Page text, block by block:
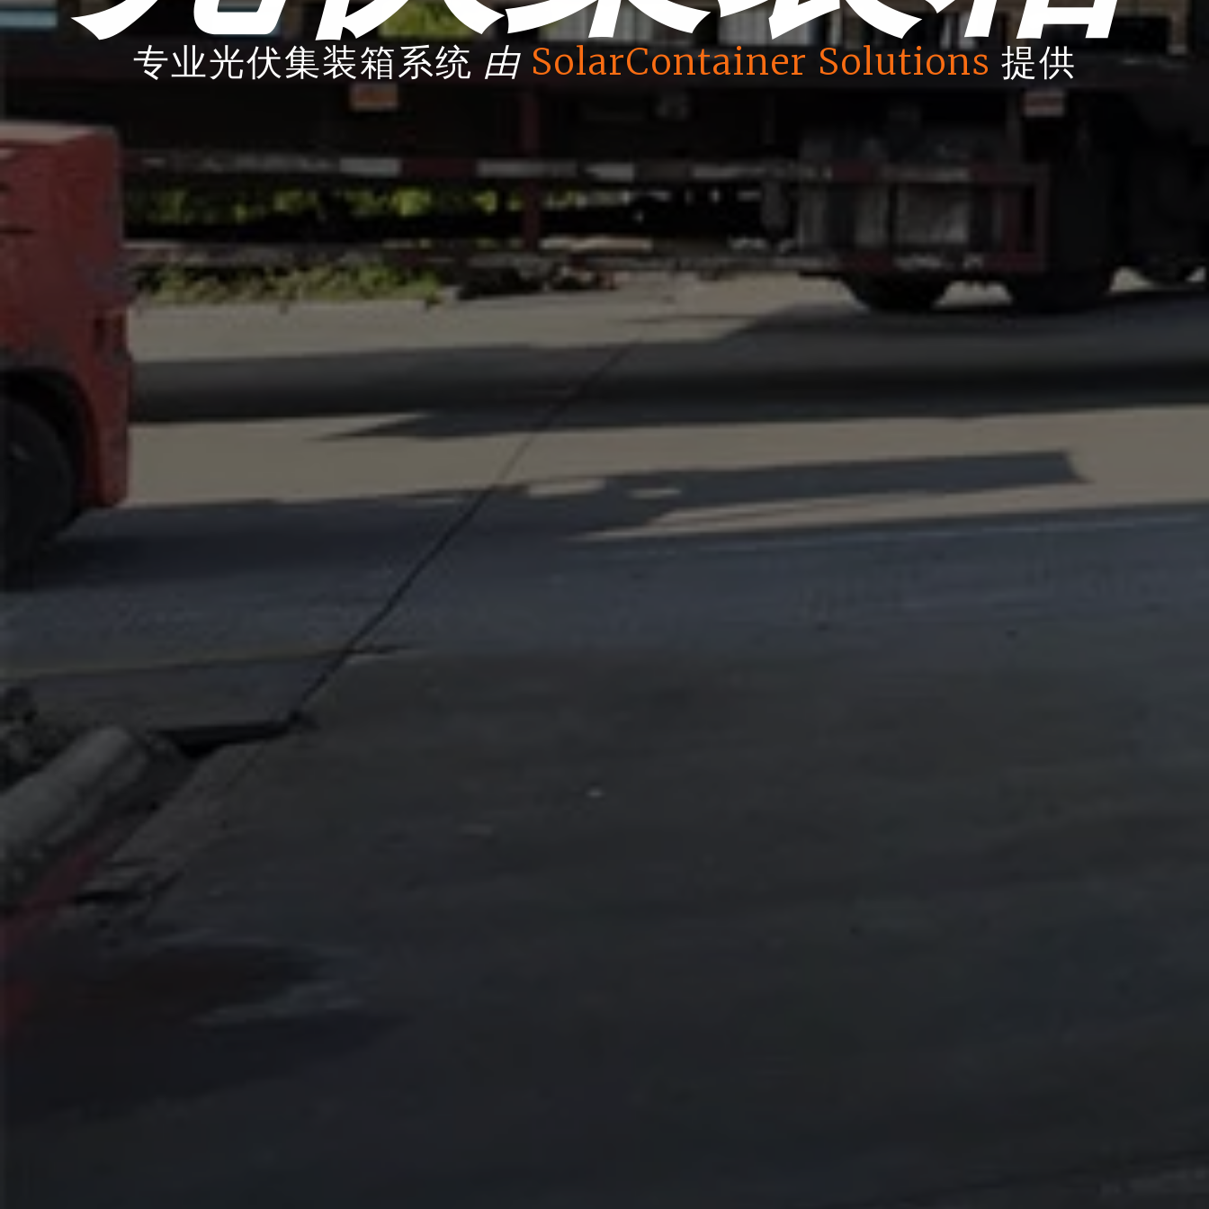
专业光伏集装箱系统 由 SolarContainer Solutions 提供